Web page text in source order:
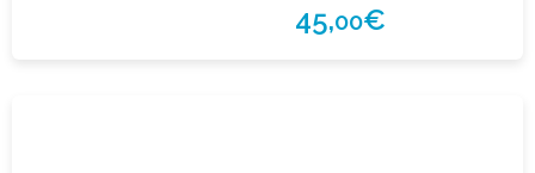
45,00€